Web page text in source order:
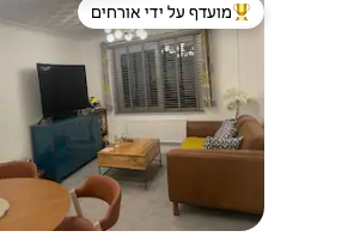
מוביל בקרב נכסים מועדפים על ידי
מועדף על ידי אורחים